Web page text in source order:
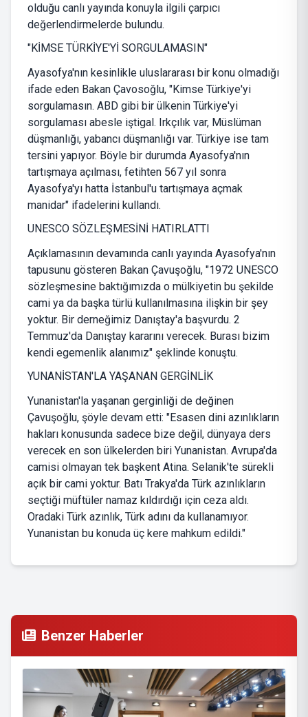
olduğu canlı yayında konuyla ilgili çarpıcı
değerlendirmelerde bulundu.
"KİMSE TÜRKİYE'Yİ SORGULAMASIN"
Ayasofya'nın kesinlikle uluslararası bir konu olmadığı
ifade eden Bakan Çavosoğlu, "Kimse Türkiye'yi
sorgulamasın. ABD gibi bir ülkenin Türkiye'yi
sorgulaması abesle iştigal. Irkçılık var, Müslüman
düşmanlığı, yabancı düşmanlığı var. Türkiye ise tam
tersini yapıyor. Böyle bir durumda Ayasofya'nın
tartışmaya açılması, fetihten 567 yıl sonra
Ayasofya'yı hatta İstanbul'u tartışmaya açmak
manidar" ifadelerini kullandı.
UNESCO SÖZLEŞMESİNİ HATIRLATTI
Açıklamasının devamında canlı yayında Ayasofya'nın
tapusunu gösteren Bakan Çavuşoğlu, "1972 UNESCO
sözleşmesine baktığımızda o mülkiyetin bu şekilde
cami ya da başka türlü kullanılmasına ilişkin bir şey
yoktur. Bir derneğimiz Danıştay'a başvurdu. 2
Temmuz'da Danıştay kararını verecek. Burası bizim
kendi egemenlik alanımız" şeklinde konuştu.
YUNANİSTAN'LA YAŞANAN GERGİNLİK
Yunanistan'la yaşanan gerginliği de değinen
Çavuşoğlu, şöyle devam etti: "Esasen dini azınlıkların
hakları konusunda sadece bize değil, dünyaya ders
verecek en son ülkelerden biri Yunanistan. Avrupa'da
camisi olmayan tek başkent Atina. Selanik'te sürekli
açık bir cami yoktur. Batı Trakya'da Türk azınlıkların
seçtiği müftüler namaz kıldırdığı için ceza aldı.
Oradaki Türk azınlık, Türk adını da kullanamıyor.
Yunanistan bu konuda üç kere mahkum edildi."
Benzer Haberler